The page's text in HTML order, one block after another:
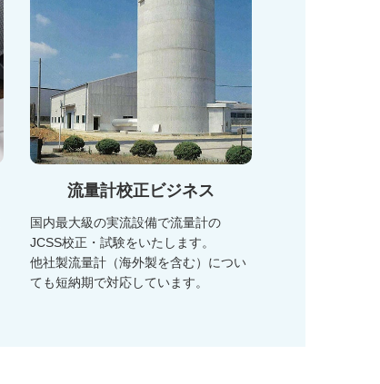
流量計校正ビジネス
国内最大級の実流設備で流量計の
JCSS校正・試験をいたします。
他社製流量計（海外製を含む）につい
ても短納期で対応しています。